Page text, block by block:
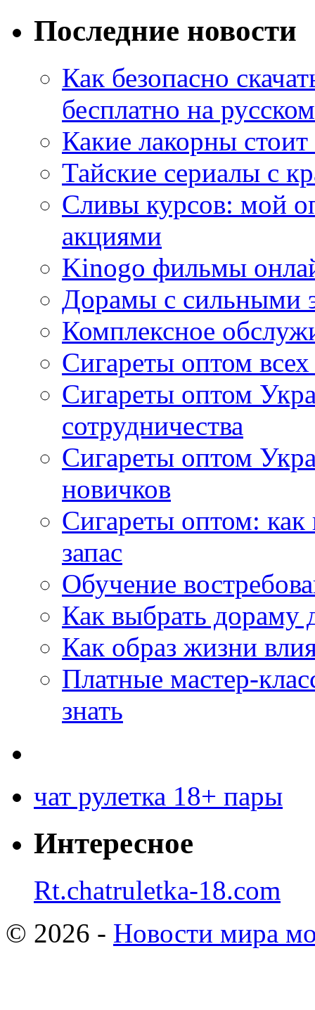
Последние новости
Как безопасно
бесплатно на
Какие лакорны
Тайские сериалы с
Сливы курсов: мой
акциями
Kinogo фильмы
Дорамы с сильными
Комплексное
Сигареты оптом
Сигареты оптом
сотрудничества
Сигареты оптом
новичков
Сигареты оптом:
запас
Обучение
Как выбрать дораму
Как образ жизни
Платные мастер-
знать
чат рулетка 18+ пары
Интересное
Rt.chatruletka-18.com
© 2026 - Новости мира